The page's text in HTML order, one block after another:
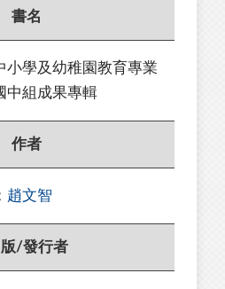
書名
小學及幼稚園教育專業
中組成果專輯
作者
趙文智
/發行者